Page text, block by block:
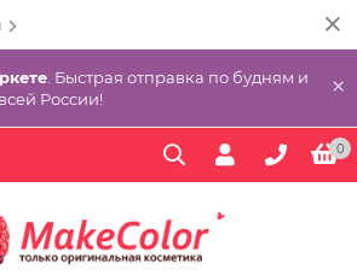
. Быстрая отправка по будням и
России!
×
0